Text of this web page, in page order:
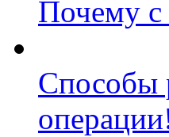
Почему с
Способы